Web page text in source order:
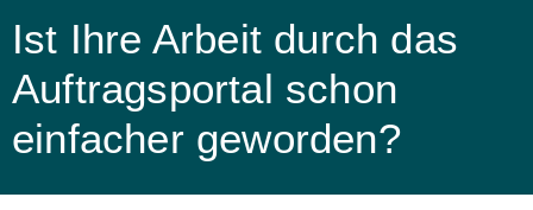
Ist Ihre Arbeit durch das
Auftragsportal schon
einfacher geworden?